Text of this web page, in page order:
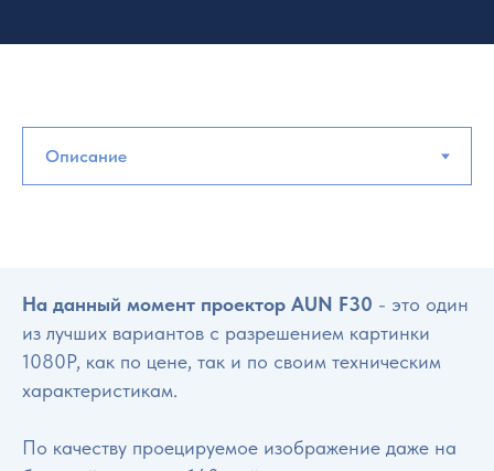
На данный момент проектор AUN F30 - это один
из лучших вариантов с разрешением картинки
1080P, как по цене, так и по своим техническим
характеристикам.
По качеству проецируемое изображение даже на